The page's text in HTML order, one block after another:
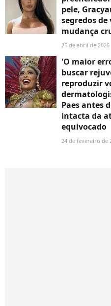
pele,
segredos
mudança
25 de abril de 2026
'O maior
buscar
reproduzir
Paes antes
intacta da
equivocado
24 de fevereiro de